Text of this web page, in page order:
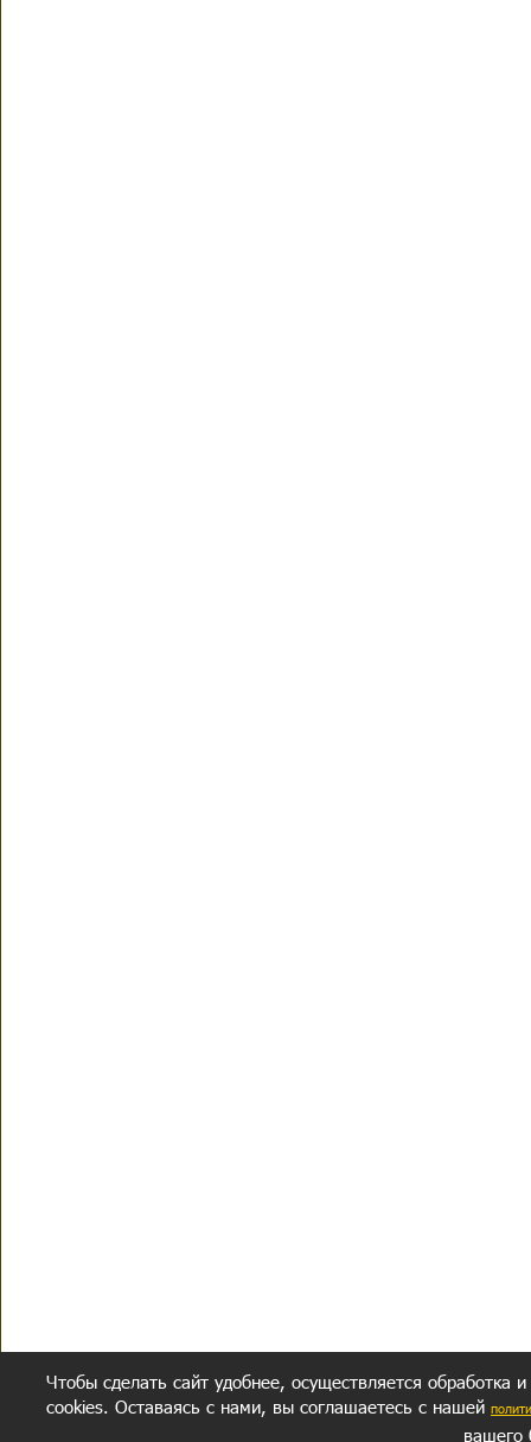
Чтобы сделать сайт удобнее, осуществляется обработка
cookies. Оставаясь с нами, вы соглашаетесь с нашей
вашего